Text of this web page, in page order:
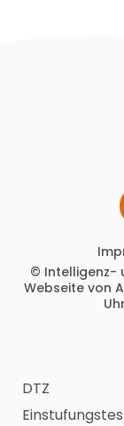
© Intelligenz-
Webseite von
DTZ